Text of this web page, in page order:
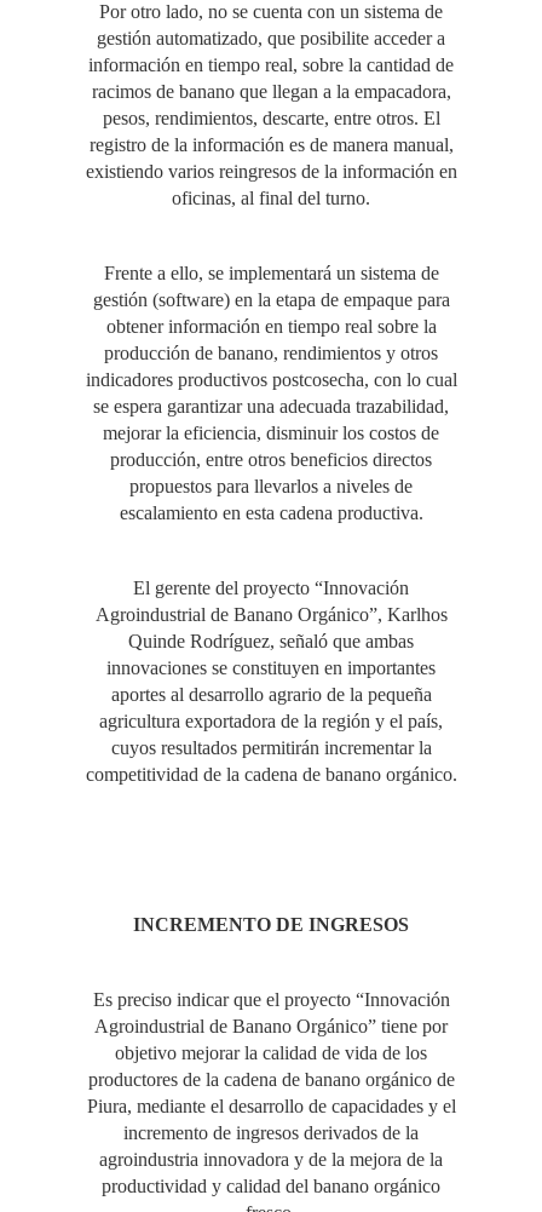
Por otro lado, no se cuenta con un sistema de
gestión automatizado, que posibilite acceder a
información en tiempo real, sobre la cantidad de
racimos de banano que llegan a la empacadora,
pesos, rendimientos, descarte, entre otros. El
registro de la información es de manera manual,
existiendo varios reingresos de la información en
oficinas, al final del turno.
Frente a ello, se implementará un sistema de
gestión (software) en la etapa de empaque para
obtener información en tiempo real sobre la
producción de banano, rendimientos y otros
indicadores productivos postcosecha, con lo cual
se espera garantizar una adecuada trazabilidad,
mejorar la eficiencia, disminuir los costos de
producción, entre otros beneficios directos
propuestos para llevarlos a niveles de
escalamiento en esta cadena productiva.
El gerente del proyecto “Innovación
Agroindustrial de Banano Orgánico”, Karlhos
Quinde Rodríguez, señaló que ambas
innovaciones se constituyen en importantes
aportes al desarrollo agrario de la pequeña
agricultura exportadora de la región y el país,
cuyos resultados permitirán incrementar la
competitividad de la cadena de banano orgánico.
INCREMENTO DE INGRESOS
Es preciso indicar que el proyecto “Innovación
Agroindustrial de Banano Orgánico” tiene por
objetivo mejorar la calidad de vida de los
productores de la cadena de banano orgánico de
Piura, mediante el desarrollo de capacidades y el
incremento de ingresos derivados de la
agroindustria innovadora y de la mejora de la
productividad y calidad del banano orgánico